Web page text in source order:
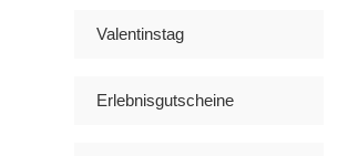
Valentinstag
Erlebnisgutscheine